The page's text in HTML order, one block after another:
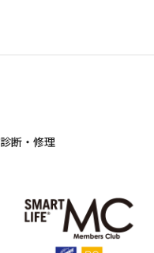
診断・修理